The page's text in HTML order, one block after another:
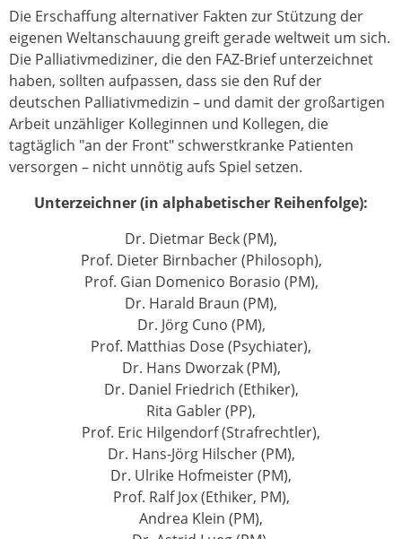
Die Erschaffung alternativer Fakten zur Stützung der
eigenen Weltanschauung greift gerade weltweit um sich.
Die Palliativmediziner, die den FAZ-Brief unterzeichnet
haben, sollten aufpassen, dass sie den Ruf der
deutschen Palliativmedizin – und damit der großartigen
Arbeit unzähliger Kolleginnen und Kollegen, die
tagtäglich "an der Front" schwerstkranke Patienten
versorgen – nicht unnötig aufs Spiel setzen.
Unterzeichner (in alphabetischer Reihenfolge):
Dr. Dietmar Beck (PM),
Prof. Dieter Birnbacher (Philosoph),
Prof. Gian Domenico Borasio (PM),
Dr. Harald Braun (PM),
Dr. Jörg Cuno (PM),
Prof. Matthias Dose (Psychiater),
Dr. Hans Dworzak (PM),
Dr. Daniel Friedrich (Ethiker),
Rita Gabler (PP),
Prof. Eric Hilgendorf (Strafrechtler),
Dr. Hans-Jörg Hilscher (PM),
Dr. Ulrike Hofmeister (PM),
Prof. Ralf Jox (Ethiker, PM),
Andrea Klein (PM),